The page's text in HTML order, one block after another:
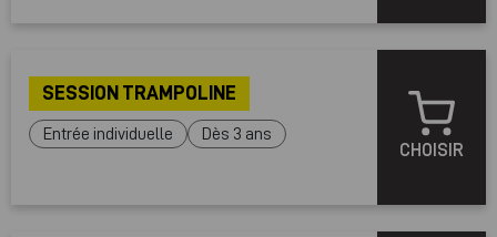
SESSION TRAMPOLINE
Entrée individuelle
Dès 3 ans
CHOISIR